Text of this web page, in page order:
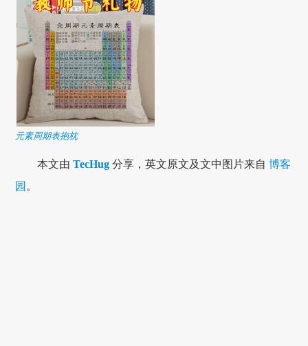
元素周期表抱枕
本文由TecHug 分享，英文原文及文中图片来自博客
园 。